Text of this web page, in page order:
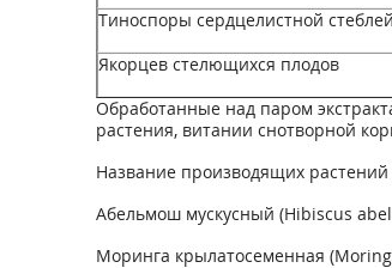
Тиноспоры сердцелистной стеблей
Якорцев стелющихся плодов
Обработанные над паром
растения, витании снотворной
Название производящих
Абельмош мускусный (Hibiscus
Моринга крылатосеменная